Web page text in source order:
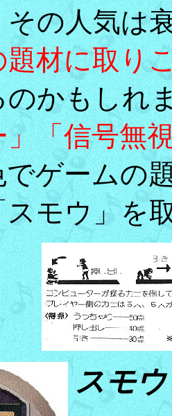
の人気は
材に取り
かもしれ
」「信号無
ゲームの
モウ」を
スモ